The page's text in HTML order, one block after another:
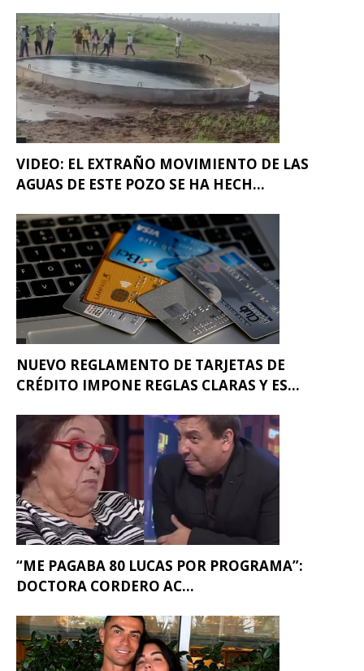
VIDEO: EL EXTRAÑO MOVIMIENTO DE LAS
AGUAS DE ESTE POZO SE HA HECH...
NUEVO REGLAMENTO DE TARJETAS DE
CRÉDITO IMPONE REGLAS CLARAS Y ES...
“ME PAGABA 80 LUCAS POR PROGRAMA”:
DOCTORA CORDERO AC...